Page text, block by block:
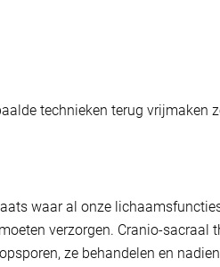
technieken terug vrijmaken
waar al onze
verzorgen. Cranio-sacraal
ze behandelen en